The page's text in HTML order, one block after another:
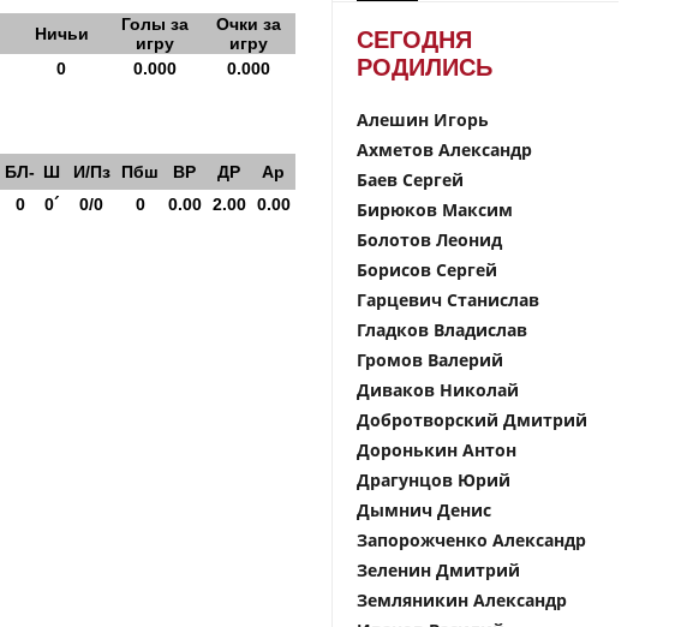
Ничьи
Голы за
игру
Очки за
игру
0 0.000 0.000
БЛ- Ш И/Пз Пбш ВР ДР
Ар
0 0´ 0/0 0 0.00 2.00 0.00
СЕГОДНЯ
РОДИЛИСЬ
Алешин Игорь
Ахметов Александр
Баев Сергей
Бирюков Максим
Болотов Леонид
Борисов Сергей
Гарцевич Станислав
Гладков Владислав
Громов Валерий
Диваков Николай
Добротворский Дмитрий
Доронькин Антон
Драгунцов Юрий
Дымнич Денис
Запорожченко Александр
Зеленин Дмитрий
Земляникин Александр